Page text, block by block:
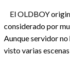
El OLDBOY
considerado por
Aunque servidor
visto varias